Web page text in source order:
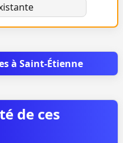
à Saint-Étienne
de ces